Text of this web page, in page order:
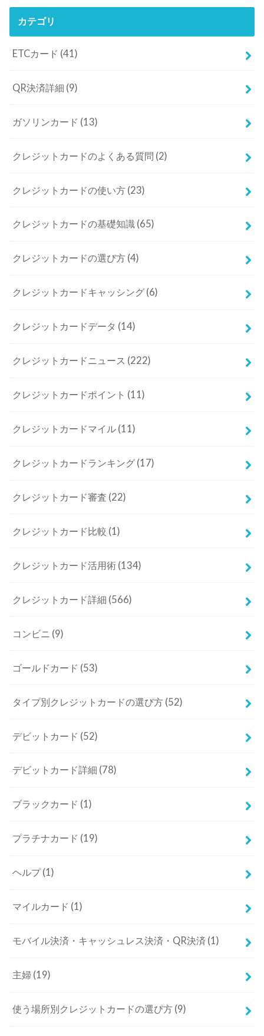
カテゴリ
ETCカード (41)
QR決済詳細 (9)
ガソリンカード (13)
クレジットカードのよくある質問 (2)
クレジットカードの使い方 (23)
クレジットカードの基礎知識 (65)
クレジットカードの選び方 (4)
クレジットカードキャッシング (6)
クレジットカードデータ (14)
クレジットカードニュース (222)
クレジットカードポイント (11)
クレジットカードマイル (11)
クレジットカードランキング (17)
クレジットカード審査 (22)
クレジットカード比較 (1)
クレジットカード活用術 (134)
クレジットカード詳細 (566)
コンビニ (9)
ゴールドカード (53)
タイプ別クレジットカードの選び方 (52)
デビットカード (52)
デビットカード詳細 (78)
ブラックカード (1)
プラチナカード (19)
ヘルプ(1)
マイルカード (1)
モバイル決済・キャッシュレス決済・QR決済 (1)
主婦 (19)
使う場所別クレジットカードの選び方 (9)